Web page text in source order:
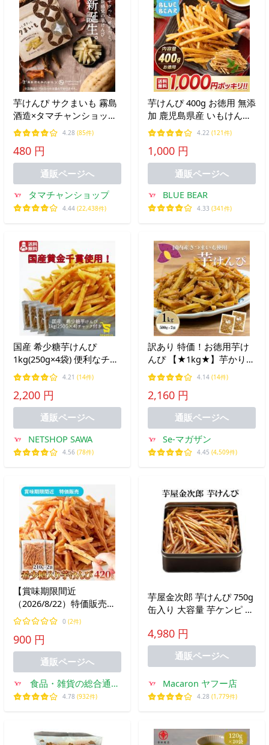
芋けんぴ サクまいも 霧島
酒造×タマチャンショップ
共同開発 サツマイモ ヘル
シー おつまみ ギフト 自然
派おやつ スナック ポイン
ト利用 送料無料
4.28 (85件)
480 円
通販ページへ
タマチャンショップ
4.44 (22,438件)
芋けんぴ 400g お徳用 無添
加 鹿児島県産 いもけんぴ
さつまいも 大容量 和菓子
おやつ スイーツ ギフト ポ
イント消費 ポイント消化
お中元 御中元 爆買
4.22 (121件)
1,000 円
通販ページへ
BLUE BEAR
4.33 (341件)
国産 希少糖芋けんぴ
1kg(250g×4袋) 便利なチャ
ック付き 国産 黄金千貫 さ
つまいも かりんとう おや
つ お茶請け 訳あり 簡易包
装
4.21 (14件)
2,200 円
通販ページへ
NETSHOP SAWA
4.56 (78件)
訳あり 特価！お徳用芋け
んぴ 【★1kg★】芋かりん
とう 保存に便利なチャッ
ク袋 1000g 1キロ 1000 グ
ラム いもけんぴ 訳有り 訳
アリ ギフト お菓子 かりん
4.14 (14件)
2,160 円
通販ページへ
Se-マガザン
4.45 (4,509件)
【賞味期限間近
（2026/8/22）特価販売】
芋けんぴ 420g (210g×2袋)
希少糖 国産 黄金千貫 さつ
まいも かりんとう おやつ
お茶請け 訳あり 簡易包装
スイーツ
0 (2件)
900 円
通販ページへ
食品・雑貨の総合通販
DON-SHOP
4.78 (932件)
芋屋金次郎 芋けんぴ 750g
缶入り 大容量 芋ケンピ い
ナマンのせっかくグルメ
4,980 円
通販ページへ
Macaron ヤフー店
4.28 (1,779件)